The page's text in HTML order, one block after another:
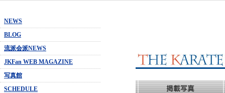
NEWS
BLOG
流派会派NEWS
JKFan WEB MAGAZINE
写真館
SCHEDULE